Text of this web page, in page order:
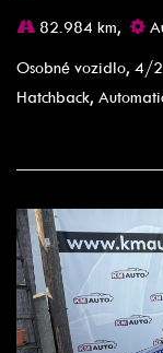
82.984 km,
Osobné vozidlo, 4/
Hatchback,